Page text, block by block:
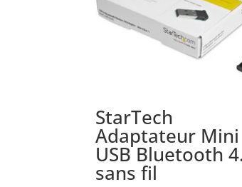
StarTech
Adaptateur Mini
USB Bluetooth
sans fil